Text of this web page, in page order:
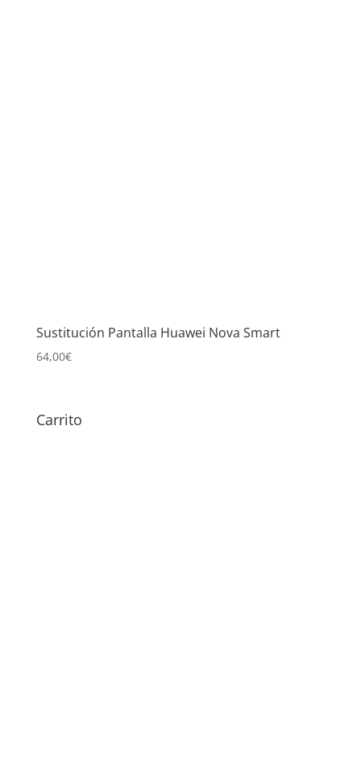
Sustitución Pantalla Huawei Nova Smart
64,00€
Carrito